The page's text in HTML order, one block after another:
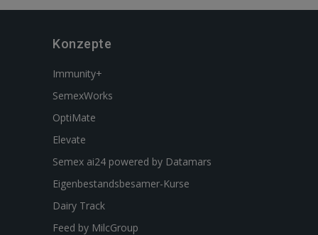
Konzepte
Immunity+
SemexWorks
OptiMate
Elevate
Semex ai24 powered by Datamars
Eigenbestandsbesamer-Kurse
Dairy Track
Feed by MilcGroup